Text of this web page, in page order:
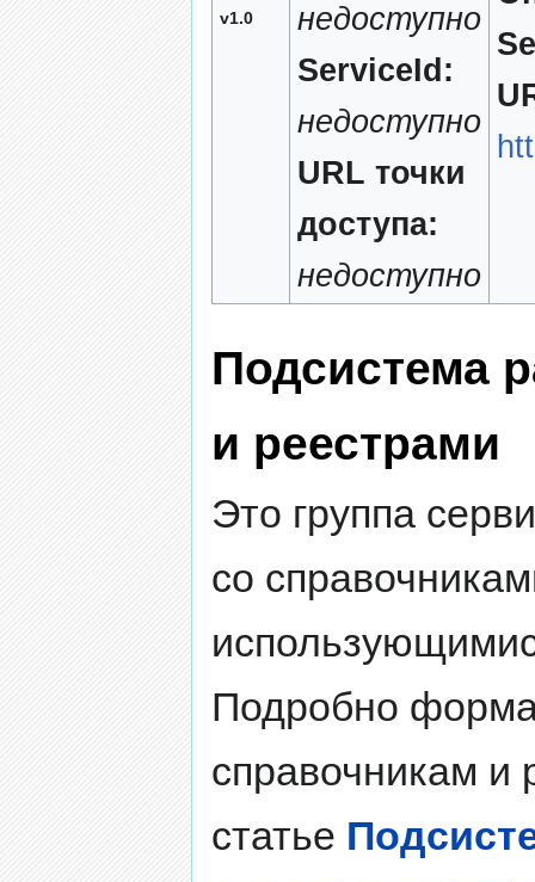
v1.0
недоступно
ServiceId:
недоступно
URL точки
доступа:
недоступно
Подсистема
и реестрами
Это группа
со
Подробно
справочникам и
статье